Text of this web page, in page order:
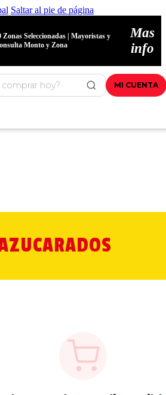
Saltar al pie de página
Zonas Seleccionadas | Mayoristas y
Monto y Zona
Mas
info
MI CUENTA